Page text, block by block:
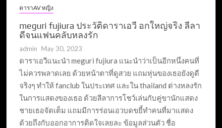
ดาราAV หญิง
meguri fujiura ประวัติดาราเอวี อกใหญ่จริง ลีลา
ดีจนแฟนคลับหลงรัก
admin May 30, 2023
ดาราเอวีแนะนำ meguri fujiura แนะนำว่าเป็นอีกหนึ่งคนที่
ไม่ควรพลาดเลย ด้วยหน้าตาที่ดูสวย แถมหุ่นของเธอยังดูดี
จริงๆ ทำให้ fanclub ในประเทศ และใน thailand ต่างหลงรัก
ในการแสดงของเธอ ด้วยลีลาการโชว์เล่นกับคู่ขานักแสดง
ชายเธอจัดเต็ม แถมมีการร่อนเอวบดขยี้ทำคนที่มาแสดง
ด้วยถึงกับออกอาการติดใจเลยละ ข้อมูลส่วนตัว ชื่อ